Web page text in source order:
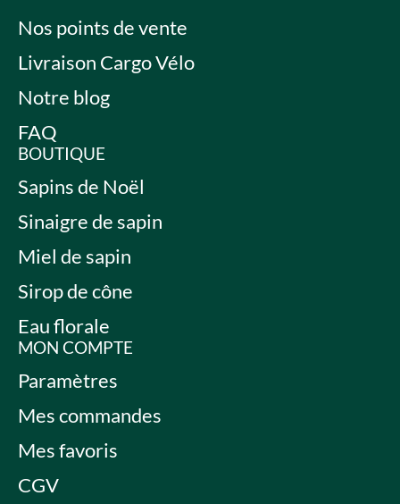
Nos points de vente
Livraison Cargo Vélo
Notre blog
FAQ
BOUTIQUE
Sapins de Noël
Sinaigre de sapin
Miel de sapin
Sirop de cône
Eau florale
MON COMPTE
Paramètres
Mes commandes
Mes favoris
CGV